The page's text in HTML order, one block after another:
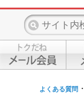
よくある質問 ・